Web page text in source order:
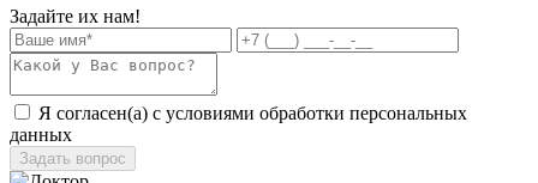
Задайте их нам!
Я согласен(а) с условиями обработки персональных
данных